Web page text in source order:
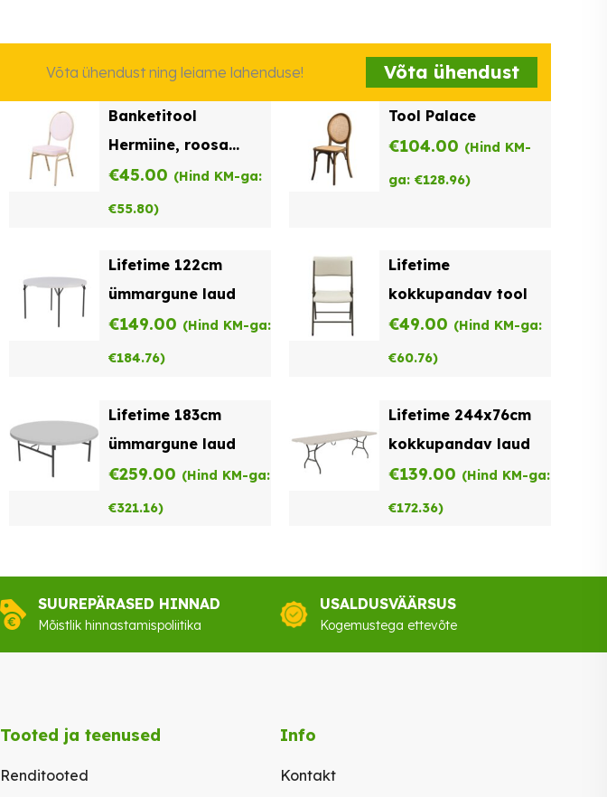
Võta ühendust ning leiame lahenduse! Võta ühendust
Banketitool
Hermiine, roosa
samet
€45.00 (Hind KM-ga:
€55.80)
Tool Palace
€104.00 (Hind KM-
ga: €128.96)
Lifetime 122cm
ümmargune laud
€149.00 (Hind KM-ga:
€184.76)
Lifetime
kokkupandav tool
€49.00 (Hind KM-ga:
€60.76)
Lifetime 183cm
ümmargune laud
€259.00 (Hind KM-ga:
€321.16)
Lifetime 244x76cm
kokkupandav laud
€139.00 (Hind KM-ga:
€172.36)
SUUREPÄRASED HINNAD
Mõistlik hinnastamispoliitika
USALDUSVÄÄRSUS
Kogemustega ettevõte
Tooted ja teenused
Renditooted
Info
Kontakt